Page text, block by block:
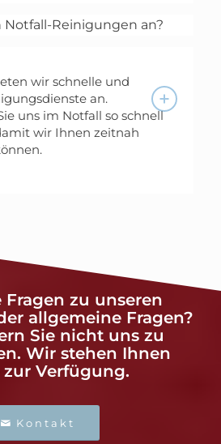
Notfall-Reinigungen an?
wir schnelle und
an.
uns im Notfall so schnell
wir Ihnen zeitnah
Fragen zu unseren
allgemeine Fragen?
Sie nicht uns zu
Wir stehen Ihnen
Verfügung.
Kontakt